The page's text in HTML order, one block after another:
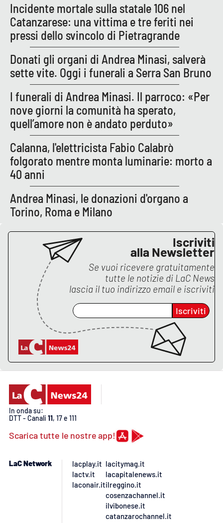
Incidente mortale sulla statale 106 nel
Catanzarese: una vittima e tre feriti nei
pressi dello svincolo di Pietragrande
Donati gli organi di Andrea Minasi, salverà
sette vite. Oggi i funerali a Serra San Bruno
I funerali di Andrea Minasi. Il parroco: «Per
nove giorni la comunità ha sperato,
quell’amore non è andato perduto»
Calanna, l'elettricista Fabio Calabrò
folgorato mentre monta luminarie: morto a
40 anni
Andrea Minasi, le donazioni d'organo a
Torino, Roma e Milano
Iscriviti
alla Newsletter
Se vuoi ricevere gratuitamente
tutte le notizie di LaC News
lascia il tuo indirizzo email e iscriviti
Iscriviti
In onda su:
DTT - Canali 11, 17 e 111
Scarica tutte le nostre app!
LaC Network
lacplay.it
lactv.it
laconair.it
lacitymag.it
lacapitalenews.it
ilreggino.it
cosenzachannel.it
ilvibonese.it
catanzarochannel.it